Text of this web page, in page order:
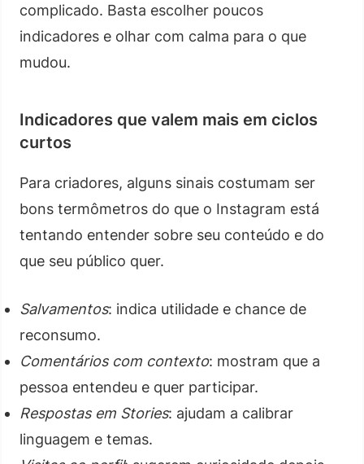
complicado. Basta escolher poucos
indicadores e olhar com calma para o que
mudou.
Indicadores que valem mais em ciclos
curtos
Para criadores, alguns sinais costumam ser
bons termômetros do que o Instagram está
tentando entender sobre seu conteúdo e do
que seu público quer.
Salvamentos: indica utilidade e chance de
reconsumo.
Comentários com contexto: mostram que a
pessoa entendeu e quer participar.
Respostas em Stories: ajudam a calibrar
linguagem e temas.